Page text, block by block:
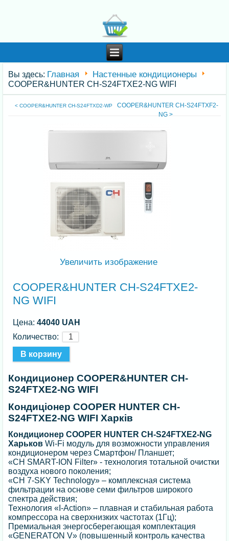
Вы здесь: Главная Настенные кондиционеры
COOPER&HUNTER CH-S24FTXE2-NG WIFI
< COOPER&HUNTER CH-S24FTXD2-WP
COOPER&HUNTER CH-S24FTXF2-
NG >
Увеличить изображение
COOPER&HUNTER CH-S24FTXE2-
NG WIFI
Цена:44040 UAH
Количество:
Кондиционер COOPER&HUNTER CH-
S24FTXE2-NG WIFI
Кондиціонер COOPER HUNTER CH-
S24FTXE2-NG WIFI Харків
Кондиционер COOPER HUNTER CH-S24FTXE2-NG
Харьков Wi-Fi модуль для возможности управления
кондиционером через Смартфон/ Планшет;
«CH SMART-ION Filter» - технология тотальной очистки
воздуха нового поколения;
«CH 7-SKY Technology» – комплексная система
фильтрации на основе семи фильтров широкого
спектра действия;
Технология «I-Action» – плавная и стабильная работа
компрессора на сверхнизких частотах (1Гц);
Премиальная энергосберегающая комплектация
«GENERATON V» (повышенный контроль качества